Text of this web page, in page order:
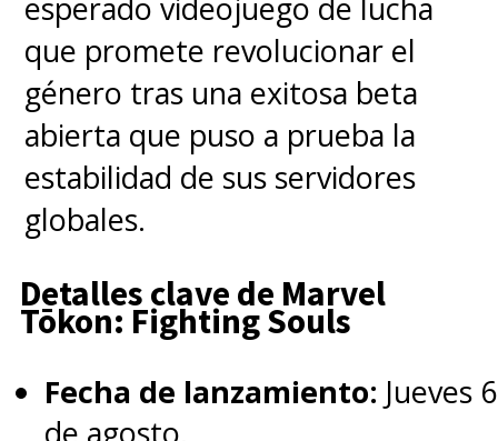
Saga del Multiverso ahora
que Majors se encuentra
fuera del escenario, pero ya
había elegido aMichael
Waldron(Loki,Doctor Strange en
el Multiverso de la Locura
escribir la próxima película de
Los Vengadores,Avengers: The
Kang Dinasty
, que justamente
iba a tener a Majors como gran
que promete revolucionar el
género tras una exitosa beta
abierta que puso a prueba la
estabilidad de sus servidores
globales.
Detalles clave de Marvel
Tōkon: Fighting Souls
Fecha de lanzamiento: Jueves 6